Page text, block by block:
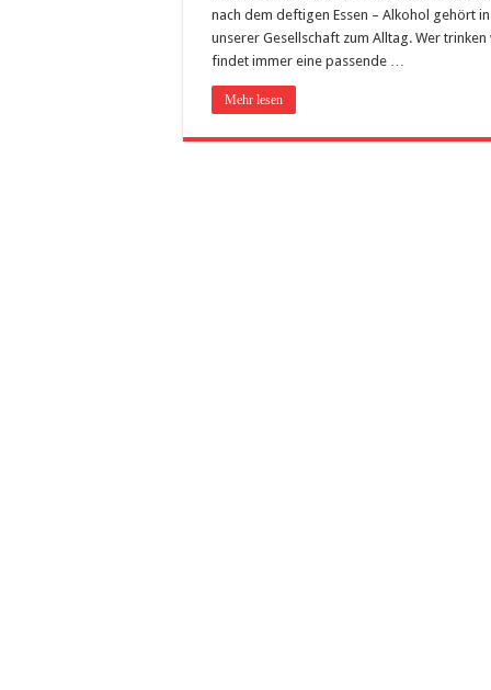
nach dem deftigen Essen – Alkohol gehört in
unserer Gesellschaft zum Alltag. Wer trinken
findet immer eine passende …
Mehr lesen